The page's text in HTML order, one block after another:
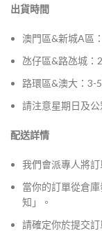
出貨時間
澳門區&新城A區
氹仔區&路氹城：
路環區&澳大：3-
請注意星期日及公
配送詳情
我們會派專人將
當你的訂單從倉
知」。
請確定你於提交